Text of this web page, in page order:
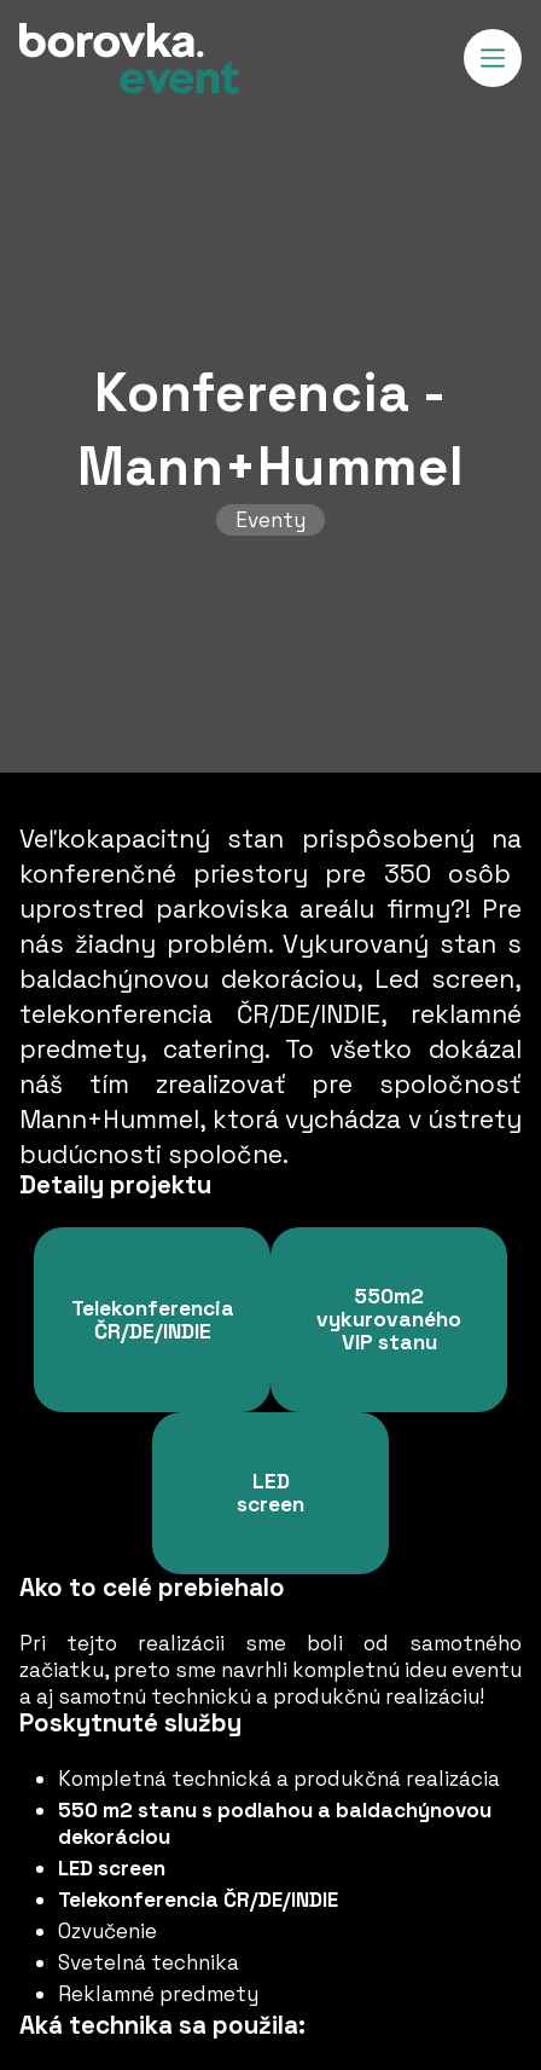
Konferencia -
Mann+Hummel
Eventy
Veľkokapacitný stan prispôsobený na
konferenčné priestory pre 350 osôb
uprostred parkoviska areálu firmy?! Pre
nás žiadny problém. Vykurovaný stan s
baldachýnovou dekoráciou, Led screen,
telekonferencia ČR/DE/INDIE, reklamné
predmety, catering. To všetko dokázal
náš tím zrealizovať pre spoločnosť
Mann+Hummel, ktorá vychádza v ústrety
budúcnosti spoločne.
Detaily projektu
Telekonferencia
ČR/DE/INDIE
550m2
vykurovaného
VIP stanu
LED
screen
Ako to celé prebiehalo
Pri tejto realizácii sme boli od samotného
začiatku, preto sme navrhli kompletnú ideu eventu
a aj samotnú technickú a produkčnú realizáciu!
Poskytnuté služby
Kompletná technická a produkčná realizácia
550 m2 stanu s podlahou a baldachýnovou
dekoráciou
LED screen
Telekonferencia ČR/DE/INDIE
Ozvučenie
Svetelná technika
Reklamné predmety
Aká technika sa použila: